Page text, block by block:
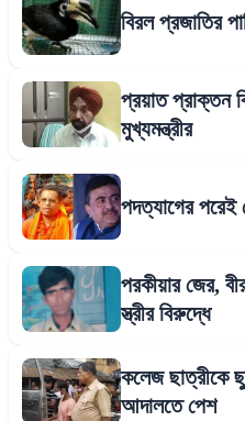
বিরল প্রজাতির
প্রয়াত প্রাক্তন
মুখ্যমন্ত্রীর
পদত্যাগের পরেই
পরকীয়ার জের, বীরভূমে স্বামীকে হত্যার অভিযোগ
স্ত্রীর বিরুদ্ধে
কলেজ ছাত্রীকে
আদালতে পেশ